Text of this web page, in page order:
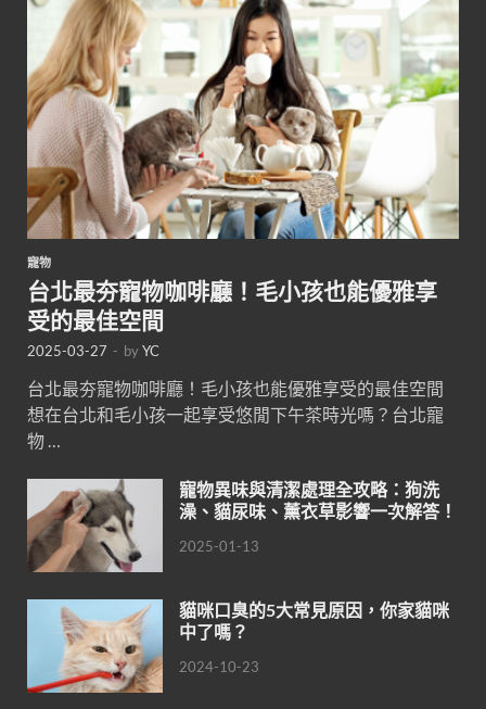
寵物
台北最夯寵物咖啡廳！毛小孩也能優雅享
受的最佳空間
2025-03-27 - byYC
台北最夯寵物咖啡廳！毛小孩也能優雅享受的最佳空間
想在台北和毛小孩一起享受悠閒下午茶時光嗎？台北寵
物 …
寵物異味與清潔處理全攻略：狗洗
澡、貓尿味、薰衣草影響一次解答！
2025-01-13
貓咪口臭的5大常見原因，你家貓咪
中了嗎？
2024-10-23